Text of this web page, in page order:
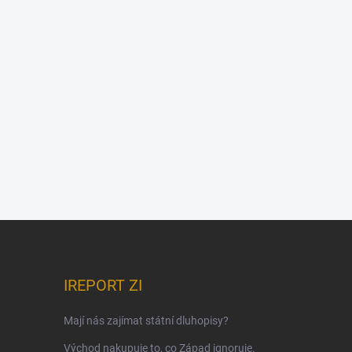
IREPORT ZI
Mají nás zajímat státní dluhopisy?
Východ nakupuje to, co Západ ignoruje.